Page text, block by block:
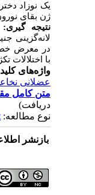
یک نوزاد
ژن بقای نورون حرکتی-
نتیجه ­گیری:
لانه‌گزینی
در معرض خطر
با اختلالات
واژه‌های
عضلانی
متن کامل
دریافت)
نوع مطالعه:
بازنشر